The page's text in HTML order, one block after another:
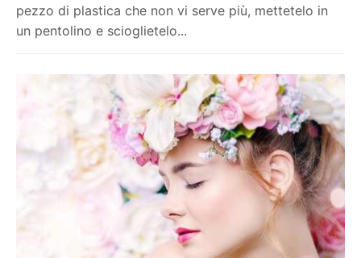
pezzo di plastica che non vi serve più, mettetelo in
un pentolino e scioglietelo...